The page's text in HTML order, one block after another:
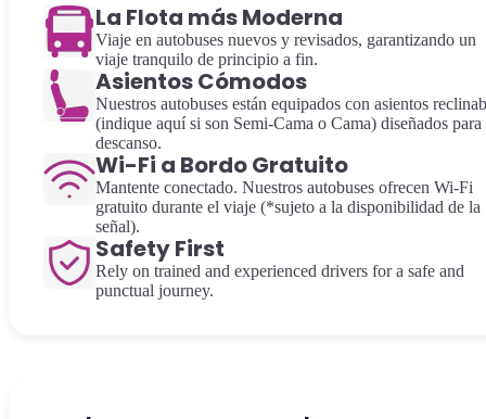
La Flota más Moderna
Viaje en autobuses nuevos y revisados, garantizando un
viaje tranquilo de principio a fin.
Asientos Cómodos
Nuestros autobuses están equipados con asientos
(indique aquí si son Semi-Cama o Cama) diseñados para
descanso.
Wi-Fi a Bordo Gratuito
Mantente conectado. Nuestros autobuses ofrecen Wi-Fi
gratuito durante el viaje (*sujeto a la disponibilidad de la
señal).
Safety First
Rely on trained and experienced drivers for a safe and
punctual journey.